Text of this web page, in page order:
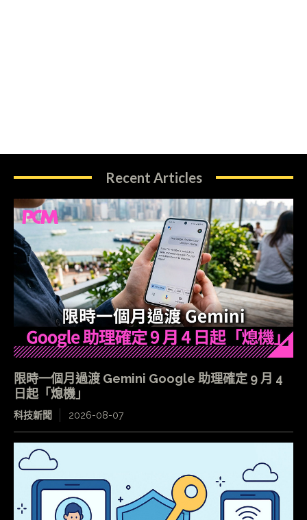
Recent Articles
限時一個月過渡 Gemini Google 助理確定 9 月 4
日起「熄機」
科技新聞 2026-08-07